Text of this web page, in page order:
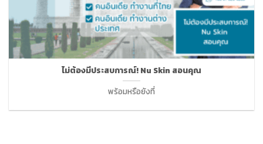
ไม่ต้องมีประสบการณ์! Nu Skin สอนคุณ
พร้อมหรือยังที่